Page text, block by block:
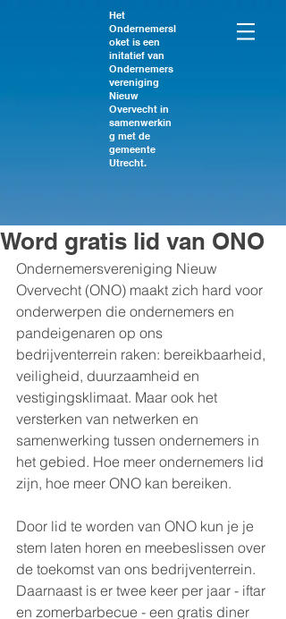
Het
Ondernemersl
oket is een
initatief van
Ondernemers
vereniging
Nieuw
Overvecht in
samenwerkin
g met de
gemeente
Utrecht.
Word gratis lid van ONO
Ondernemersvereniging Nieuw
Overvecht (ONO) maakt zich hard voor
onderwerpen die ondernemers en
pandeigenaren op ons
bedrijventerrein raken: bereikbaarheid,
veiligheid, duurzaamheid en
vestigingsklimaat. Maar ook het
versterken van netwerken en
samenwerking tussen ondernemers in
het gebied. Hoe meer ondernemers lid
zijn, hoe meer ONO kan bereiken.
Door lid te worden van ONO kun je je
stem laten horen en meebeslissen over
de toekomst van ons bedrijventerrein.
Daarnaast is er twee keer per jaar - iftar
en zomerbarbecue - een gratis diner